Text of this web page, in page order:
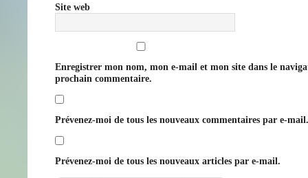
Site web
Enregistrer mon nom, mon e-mail et mon site dans le
prochain commentaire.
Prévenez-moi de tous les nouveaux commentaires par e-mail.
Prévenez-moi de tous les nouveaux articles par e-mail.